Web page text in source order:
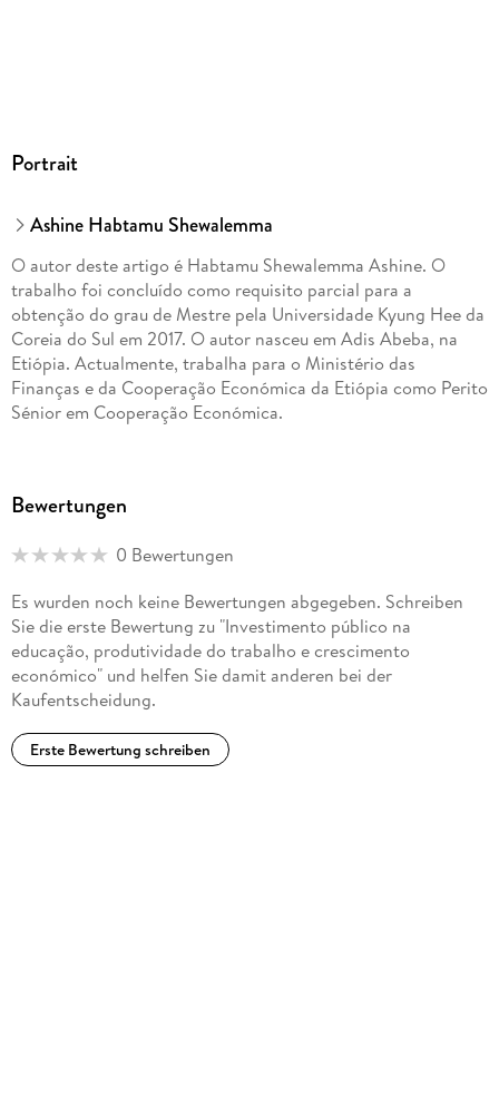
Portrait
Ashine Habtamu Shewalemma
O autor deste artigo é Habtamu Shewalemma Ashine. O
trabalho foi concluído como requisito parcial para a
obtenção do grau de Mestre pela Universidade Kyung Hee da
Coreia do Sul em 2017. O autor nasceu em Adis Abeba, na
Etiópia. Actualmente, trabalha para o Ministério das
Finanças e da Cooperação Económica da Etiópia como Perito
Sénior em Cooperação Económica.
Bewertungen
0 Bewertungen
Es wurden noch keine Bewertungen abgegeben. Schreiben
Sie die erste Bewertung zu "Investimento público na
educação, produtividade do trabalho e crescimento
económico" und helfen Sie damit anderen bei der
Kaufentscheidung.
Erste Bewertung schreiben